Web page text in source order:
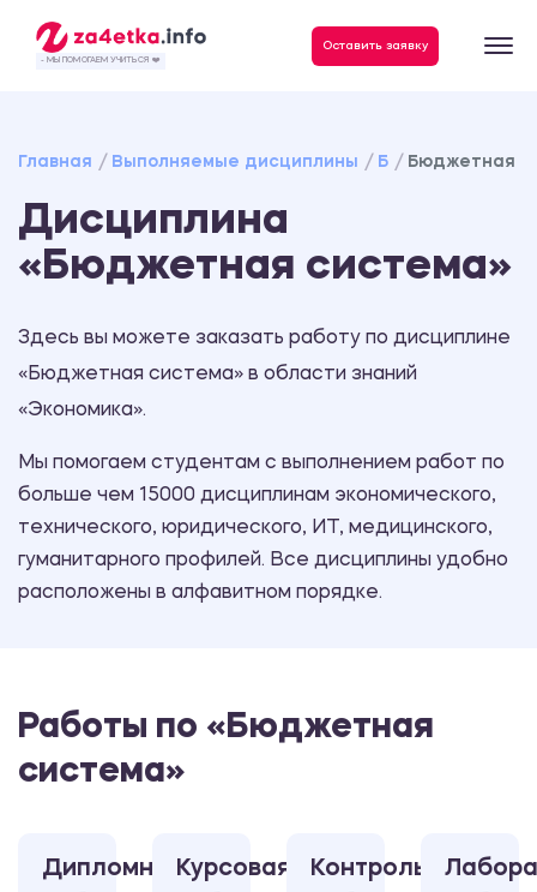
- МЫ ПОМОГАЕМ УЧИТЬСЯ ❤️
Оставить заявку
Главная Выполняемые дисциплины Б Бюджетная
Дисциплина
«Бюджетная система»
Здесь вы можете заказать работу по дисциплине
«Бюджетная система» в области знаний
«Экономика».
Мы помогаем студентам с выполнением работ по
больше чем 15000 дисциплинам экономического,
технического, юридического, ИТ, медицинского,
гуманитарного профилей. Все дисциплины удобно
расположены в алфавитном порядке.
Работы по «Бюджетная
система»
ДипломнаяКурсовая
Контрольная